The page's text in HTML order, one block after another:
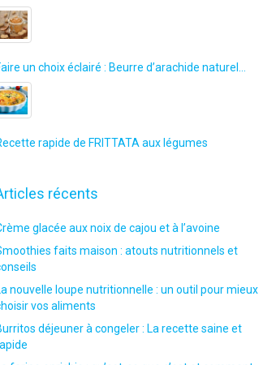
un choix éclairé : Beurre d’arachide naturel…
rapide de FRITTATA aux légumes
récents
glacée aux noix de cajou et à l’avoine
faits maison : atouts nutritionnels et
nouvelle loupe nutritionnelle : un outil pour mieux
vos aliments
déjeuner à congeler : La recette saine et